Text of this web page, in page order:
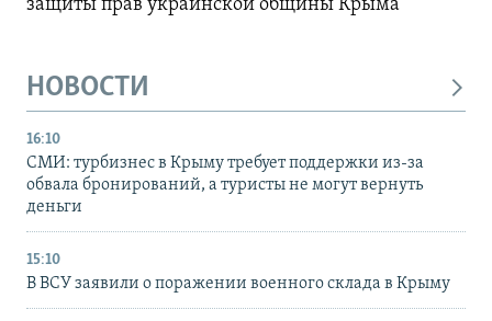
защиты прав украинской общины Крыма
НОВОСТИ
16:10
СМИ: турбизнес в Крыму требует поддержки из-за
обвала бронирований, а туристы не могут вернуть
деньги
15:10
В ВСУ заявили о поражении военного склада в Крыму